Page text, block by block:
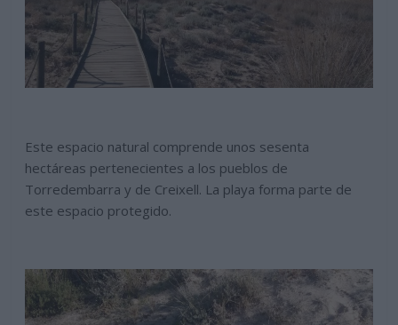
Este espacio natural comprende unos sesenta
hectáreas pertenecientes a los pueblos de
Torredembarra y de Creixell. La playa forma parte de
este espacio protegido.